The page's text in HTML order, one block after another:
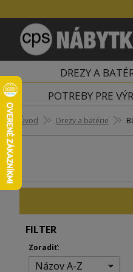
DREZY A
POTREBY PRE
Úvod Drezy a batérie
FILTER
Zoradiť:
Názov A-Z